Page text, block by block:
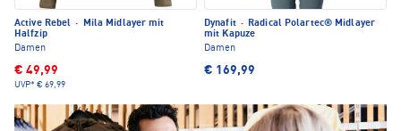
Active Rebel ·
Mila Midlayer mit
Halfzip
Damen
€ 49,99
UVP* € 69,99
Dynafit ·
Radical Polartec® Midlayer
mit Kapuze
Damen
€ 169,99